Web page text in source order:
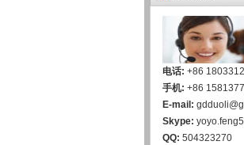
电话: +86
手机: +86
E-mail:
Skype:
QQ: 504323270